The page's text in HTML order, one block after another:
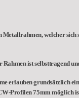
welcher
ist selbsttragend
erlauben grundsätzlich
Profilen 75mm möglich